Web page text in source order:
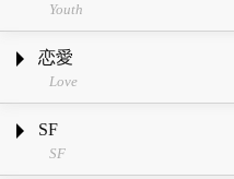
Youth
恋愛
Love
SF
SF